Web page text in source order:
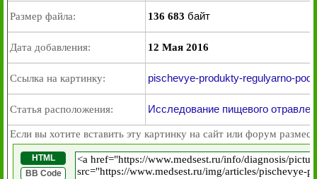
Размер файла: 136 683 байт
Дата добавления: 12 Мая 2016
Ссылка на картинку: pischevye-produkty-regulyarno-
Статья расположения: Исследование пищевого
Если вы хотите вставить эту картинку на сайт или форум
HTML
BB Code